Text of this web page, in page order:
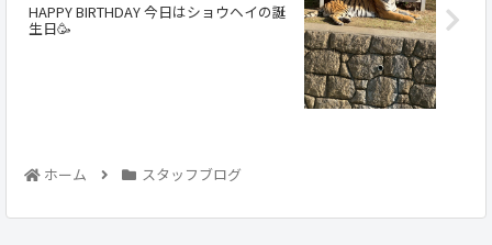
HAPPY BIRTHDAY 今日はショウヘイの誕
生日🥳
ホーム スタッフブログ